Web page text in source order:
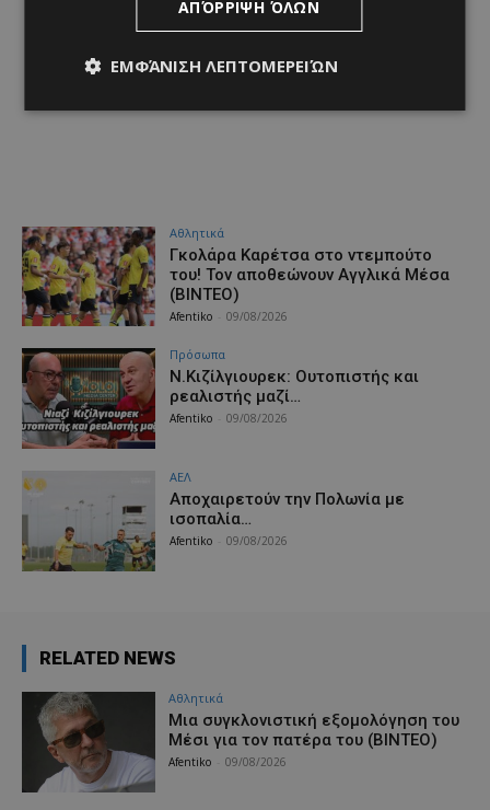
Αθλητικά
Γκολάρα Καρέτσα στο ντεμπούτο
του! Τον αποθεώνουν Αγγλικά Μέσα
(ΒΙΝΤΕΟ)
Afentiko 09/08/2026
Πρόσωπα
Ν.Κιζίλγιουρεκ: Ουτοπιστής και
ρεαλιστής μαζί…
Afentiko 09/08/2026
ΑΕΛ
Aποχαιρετούν την Πολωνία με
ισοπαλία…
Afentiko 09/08/2026
RELATED NEWS
Αθλητικά
Μια συγκλονιστική εξομολόγηση του
Μέσι για τον πατέρα του (ΒΙΝΤΕΟ)
Afentiko 09/08/2026
ΑΠΌΡΡΙΨΗ ΌΛΩΝ
ΕΜΦΆΝΙΣΗ ΛΕΠΤΟΜΕΡΕΙΏΝ